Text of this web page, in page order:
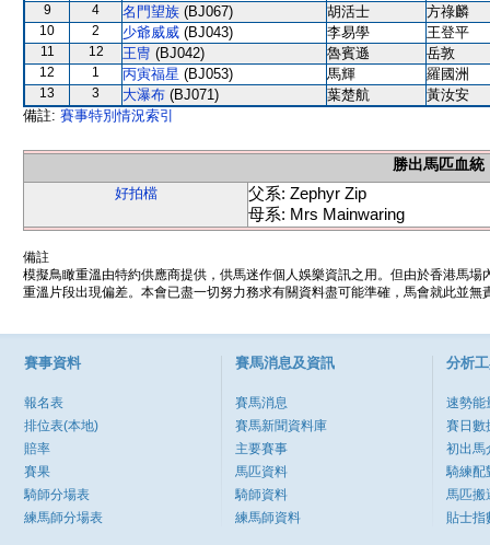
9 4 名門望族 (BJ067) 胡活士 方祿麟
10 2 少爺威威 (BJ043) 李易學 王登平
11 12 王冑 (BJ042) 魯賓遜 岳敦
12 1 丙寅福星 (BJ053) 馬輝 羅國洲
13 3 大瀑布 (BJ071) 葉楚航
黃汝安
備註: 賽事特別情況索引
勝出馬匹血統
好拍檔
父系: Zephyr Zip
母系: Mrs Mainwaring
備註
模擬鳥瞰重溫由特約供應商提供，供馬迷作個人娛樂資訊之用。但由於香港馬
重溫片段出現偏差。本會已盡一切努力務求有關資料盡可能準確，馬會就此並
賽事資料
報名表
排位表(本地)
賠率
賽果
騎師分場表
練馬師分場表
賽馬消息及資訊
賽馬消息
賽馬新聞資料庫
主要賽事
馬匹資料
騎師資料
練馬師資料
分析
速勢能
賽日數
初出馬
騎練配
馬匹搬
貼士指